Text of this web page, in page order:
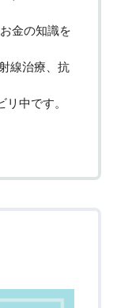
金の知識を
線治療、抗
中です。